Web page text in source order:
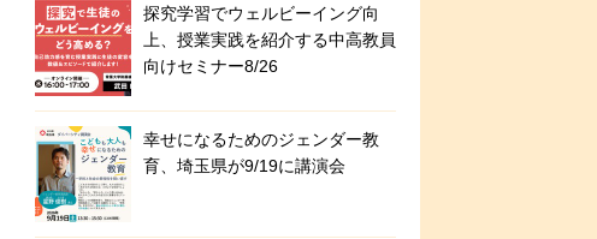
探究学習でウェルビーイング向
上、授業実践を紹介する中高教員
向けセミナー8/26
幸せになるためのジェンダー教
育、埼玉県が9/19に講演会